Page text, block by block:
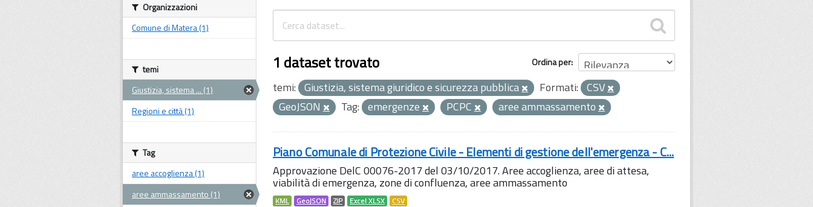
Ordina per
1 dataset trovato
temi: Giustizia, sistema giuridico e sicurezza pubblica Formati: CSV
GeoJSON
Tag: emergenze PCPC aree ammassamento
Piano Comunale di Protezione Civile - Elementi di gestione dell'emergenza - C...
Approvazione DelC 00076-2017 del 03/10/2017. Aree accoglienza, aree di attesa,
viabilità di emergenza, zone di confluenza, aree ammassamento
KML GeoJSON ZIP Excel XLSX CSV
Organizzazioni
Comune di Matera (1)
temi
Giustizia, sistema ... (1)
Regioni e città (1)
Tag
aree accoglienza (1)
aree ammassamento (1)